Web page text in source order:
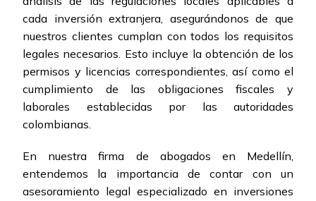
cada inversión extranjera, asegurándonos de que
nuestros clientes cumplan con todos los requisitos
legales necesarios. Esto incluye la obtención de los
permisos y licencias correspondientes, así como el
cumplimiento de las obligaciones fiscales y
laborales establecidas por las autoridades
colombianas.
En nuestra firma de abogados en Medellín,
entendemos la importancia de contar con un
asesoramiento legal especializado en inversiones